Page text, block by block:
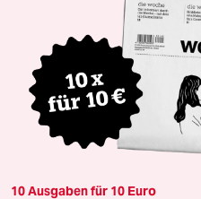
10 Ausgaben für 10 Euro